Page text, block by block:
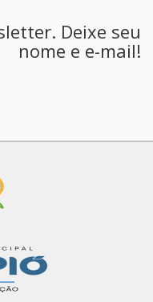
Deixe seu
nome e e-mail!